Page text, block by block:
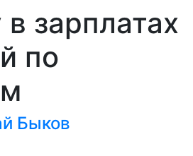
зарплатах
по
Быков